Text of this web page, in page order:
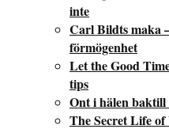
inte
Carl Bildts maka
förmögenhet
Let the Good
tips
Ont i hälen baktill
The Secret Life